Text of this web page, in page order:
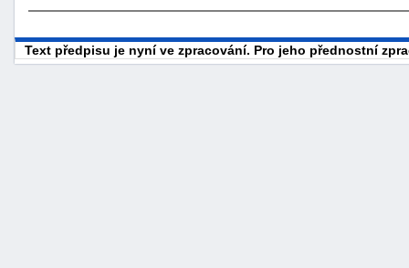
Text předpisu je nyní ve zpracování. Pro jeho přednostní